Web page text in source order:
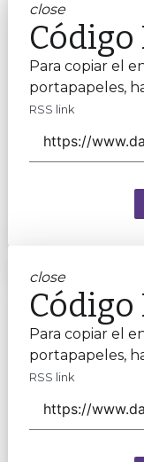
close
Código
Para copiar el
portapapeles,
RSS link
close
Código
Para copiar el
portapapeles,
RSS link